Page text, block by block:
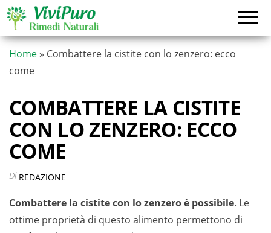
Vai
contenuto
Home » Combattere la cistite con lo zenzero: ecco
come
COMBATTERE LA CISTITE
CON LO ZENZERO: ECCO
COME
Di REDAZIONE
Combattere la cistite con lo zenzero è possibile. Le
ottime proprietà di questo alimento permettono di